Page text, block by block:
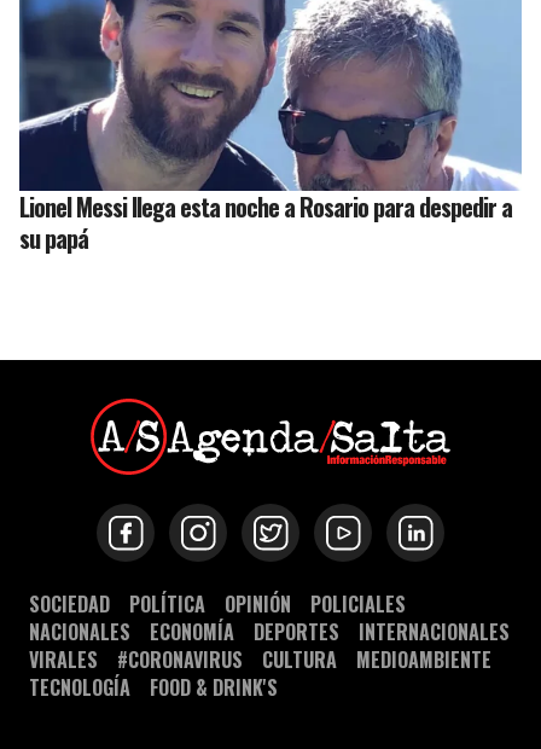
Lionel Messi llega esta noche a Rosario para despedir a
su papá
SOCIEDAD POLÍTICA OPINIÓN
POLICIALES
NACIONALES
ECONOMÍA DEPORTES
INTERNACIONALES
VIRALES
#CORONAVIRUS CULTURA
MEDIOAMBIENTE
TECNOLOGÍA
FOOD & DRINK'S